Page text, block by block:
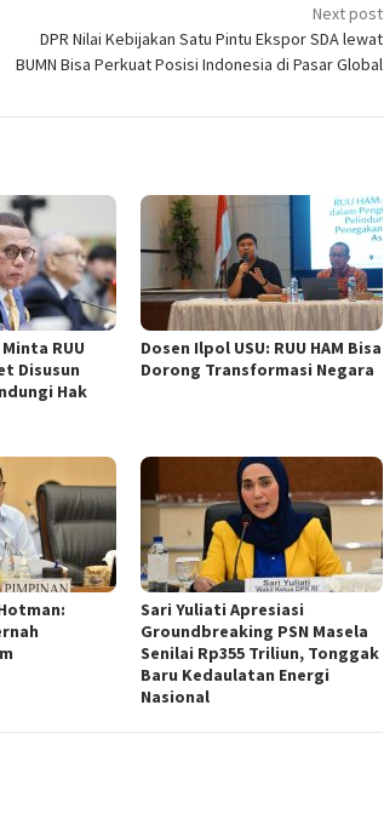
Next post
DPR Nilai Kebijakan Satu Pintu Ekspor SDA lewat
BUMN Bisa Perkuat Posisi Indonesia di Pasar Global
RUU
Disusun
Hak
Dosen Ilpol USU: RUU HAM Bisa
Dorong Transformasi Negara
Sari Yuliati Apresiasi
Groundbreaking PSN Masela
Senilai Rp355 Triliun, Tonggak
Baru Kedaulatan Energi
Nasional